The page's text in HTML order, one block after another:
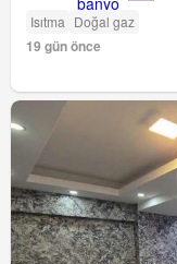
Isıtma Doğal gaz
19 gün önce